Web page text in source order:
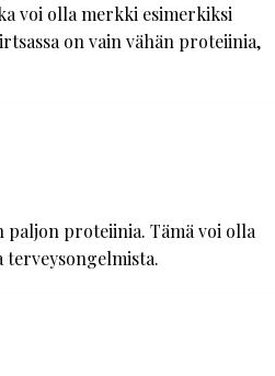
voi olla merkki esimerkiksi
on vain vähän proteiinia,
paljon proteiinia. Tämä voi olla
terveysongelmista.